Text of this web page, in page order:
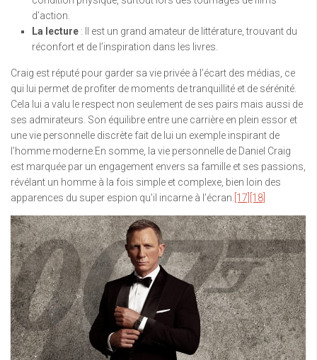
d’action.
La lecture : Il est un grand amateur de littérature, trouvant du
réconfort et de l’inspiration dans les livres.
Craig est réputé pour garder sa vie privée à l’écart des médias, ce
qui lui permet de profiter de moments de tranquillité et de sérénité.
Cela lui a valu le respect non seulement de ses pairs mais aussi de
ses admirateurs. Son équilibre entre une carrière en plein essor et
une vie personnelle discrète fait de lui un exemple inspirant de
l’homme moderne.En somme, la vie personnelle de Daniel Craig
est marquée par un engagement envers sa famille et ses passions,
révélant un homme à la fois simple et complexe, bien loin des
apparences du super espion qu’il incarne à l’écran. [17] [18]